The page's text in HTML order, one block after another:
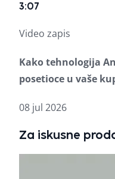
3:07
Video zapis
Kako tehnologija
posetioce u vaše
08 jul 2026
Za iskusne